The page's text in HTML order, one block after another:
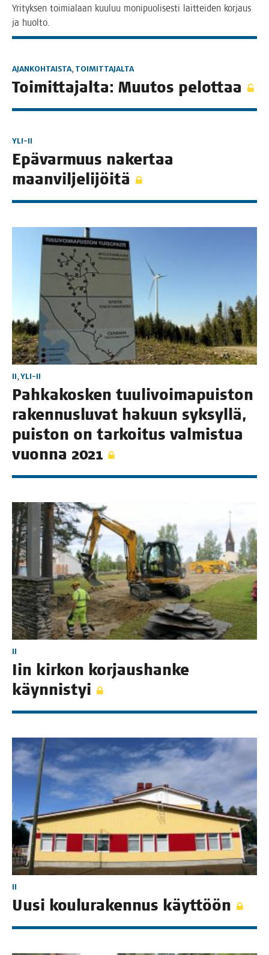
Yri­tyk­sen toi­mia­laan kuu­luu moni­puo­li­ses­ti lait­tei­den kor­jaus
ja huolto.
AJANKOHTAISTA, TOIMITTAJALTA
Toi­mit­ta­jal­ta: Muu­tos pelottaa
YLI-II
Epä­var­muus naker­taa
maanviljelijöitä
II, YLI-II
Pah­ka­kos­ken tuu­li­voi­ma­puis­ton
raken­nus­lu­vat hakuun syk­syl­lä,
puis­ton on tar­koi­tus val­mis­tua
vuon­na 2021
II
Iin kir­kon kor­jaus­han­ke
käynnistyi
II
Uusi kou­lu­ra­ken­nus käyttöön